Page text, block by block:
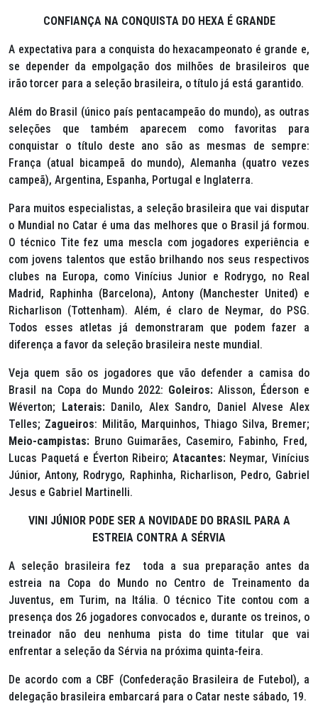
CONFIANÇA NA CONQUISTA DO HEXA É GRANDE
A expectativa para a conquista do hexacampeonato é grande e,
se depender da empolgação dos milhões de brasileiros que
irão torcer para a seleção brasileira, o título já está garantido.
Além do Brasil (único país pentacampeão do mundo), as outras
seleções que também aparecem como favoritas para
conquistar o título deste ano são as mesmas de sempre:
França (atual bicampeã do mundo), Alemanha (quatro vezes
campeã), Argentina, Espanha, Portugal e Inglaterra.
Para muitos especialistas, a seleção brasileira que vai disputar
o Mundial no Catar é uma das melhores que o Brasil já formou.
O técnico Tite fez uma mescla com jogadores experiência e
com jovens talentos que estão brilhando nos seus respectivos
clubes na Europa, como Vinícius Junior e Rodrygo, no Real
Madrid, Raphinha (Barcelona), Antony (Manchester United) e
Richarlison (Tottenham). Além, é claro de Neymar, do PSG.
Todos esses atletas já demonstraram que podem fazer a
diferença a favor da seleção brasileira neste mundial.
Veja quem são os jogadores que vão defender a camisa do
Brasil na Copa do Mundo 2022: Goleiros: Alisson, Éderson e
Wéverton; Laterais:Danilo, Alex Sandro, Daniel Alvese Alex
Telles; Zagueiros: Militão, Marquinhos, Thiago Silva, Bremer;
Meio-campistas: Bruno Guimarães, Casemiro, Fabinho, Fred,
Lucas Paquetá e Éverton Ribeiro; Atacantes:Neymar, Vinícius
Júnior, Antony, Rodrygo, Raphinha, Richarlison, Pedro, Gabriel
Jesus e Gabriel Martinelli.
VINI JÚNIOR PODE SER A NOVIDADE DO BRASIL PARA A
ESTREIA CONTRA A SÉRVIA
A seleção brasileira fez toda a sua preparação antes da
estreia na Copa do Mundo no Centro de Treinamento da
Juventus, em Turim, na Itália. O técnico Tite contou com a
presença dos 26 jogadores convocados e, durante os treinos, o
treinador não deu nenhuma pista do time titular que vai
enfrentar a seleção da Sérvia na próxima quinta-feira.
De acordo com a CBF (Confederação Brasileira de Futebol), a
delegação brasileira embarcará para o Catar neste sábado, 19.